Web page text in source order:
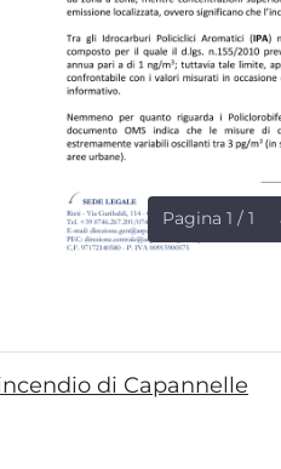
Pagina 1 / 1
di Capannelle